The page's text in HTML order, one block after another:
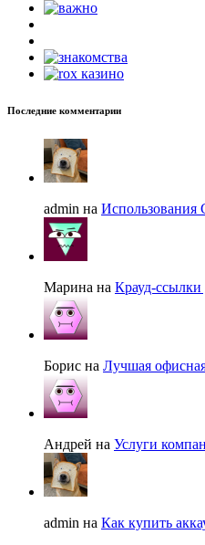
Последние комментарии
admin на Использования
Марина на Крауд-ссылки
Борис на Лучшая
Андрей на Услуги
admin на Как купить